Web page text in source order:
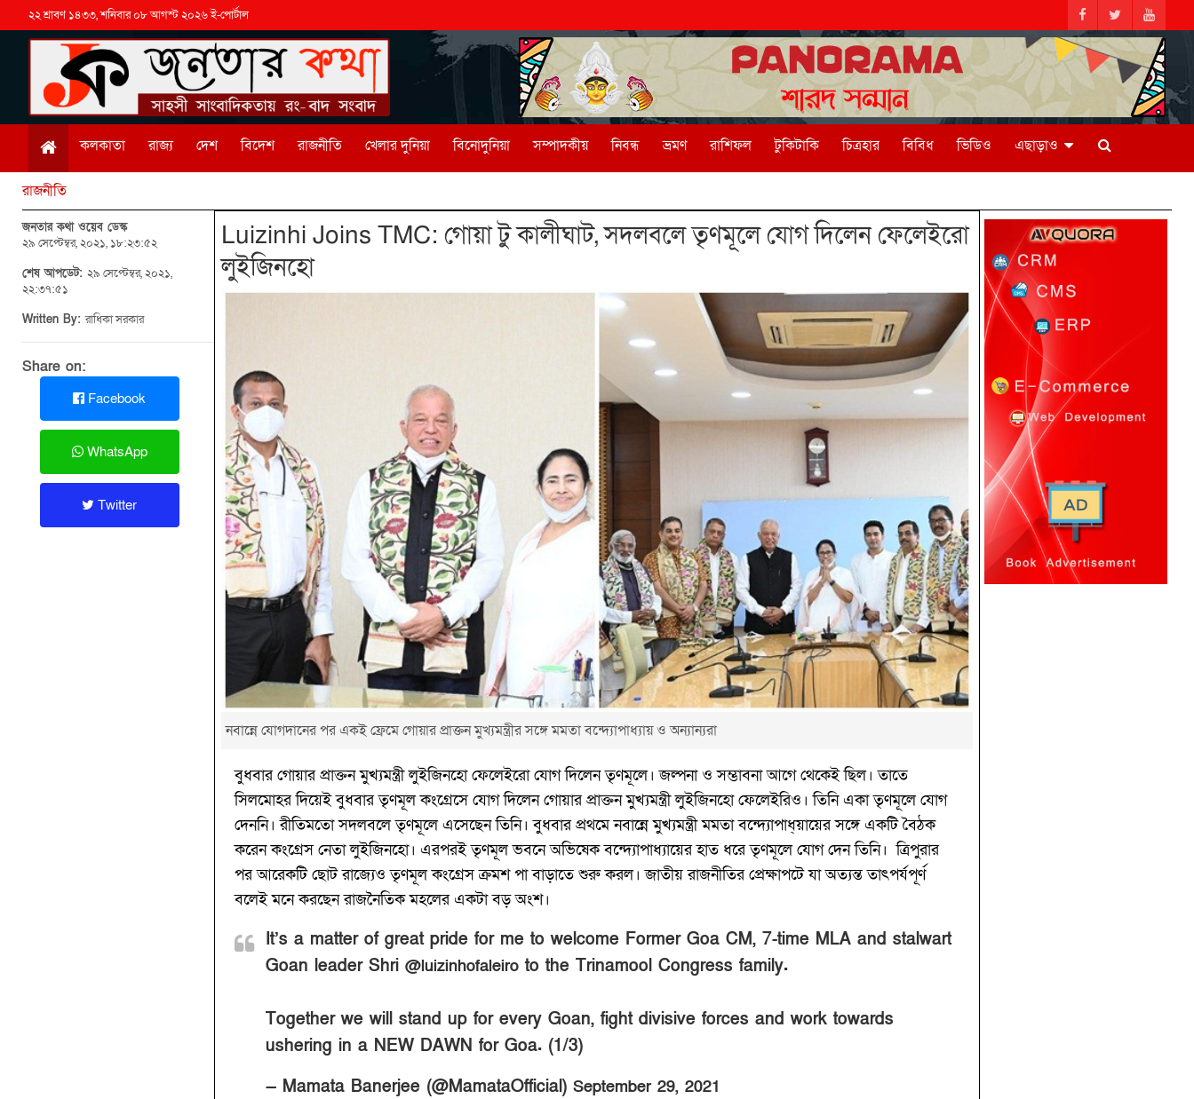
২২ শ্রাবণ ১৪৩৩, শনিবার ০৮ আগস্ট ২০২৬ ই-পোর্টাল
কলকাতা রাজ্য দেশ বিদেশ রাজনীতি খেলার দুনিয়া বিনোদুনিয়া সম্পাদকীয় নিবন্ধ ভ্রমণ রাশিফল টুকিটাকি চিত্রহার বিবিধ ভিডিও এছাড়াও
রাজনীতি
জনতার কথা ওয়েব ডেস্ক
২৯ সেপ্টেম্বর, ২০২১, ১৮:২৩:৫২
শেষ আপডেট: ২৯ সেপ্টেম্বর, ২০২১,
২২:৩৭:৫১
Written By:রাধিকা সরকার
Share on:
Facebook
WhatsApp
Twitter
Luizinhi Joins TMC: গোয়া টু কালীঘাট, সদলবলে তৃণমূলে যোগ দিলেন ফেলেইরো
লুইজিনহো
নবান্নে যোগদানের পর একই ফ্রেমে গোয়ার প্রাক্তন মুখ্যমন্ত্রীর সঙ্গে মমতা বন্দ্যোপাধ্যায় ও অন্যান্যরা
বুধবার গোয়ার প্রাক্তন মুখ্যমন্ত্রী লুইজিনহো ফেলেইরো যোগ দিলেন তৃণমূলে। জল্পনা ও সম্ভাবনা আগে থেকেই ছিল। তাতে
সিলমোহর দিয়েই বুধবার তৃণমূল কংগ্রেসে যোগ দিলেন গোয়ার প্রাক্তন মুখ্যমন্ত্রী লুইজিনহো ফেলেইরিও। তিনি একা তৃণমূলে যোগ
দেননি। রীতিমতো সদলবলে তৃণমূলে এসেছেন তিনি। বুধবার প্রথমে নবান্নে মুখ্যমন্ত্রী মমতা বন্দ্যোপাধ্য়ায়ের সঙ্গে একটি বৈঠক
করেন কংগ্রেস নেতা লুইজিনহো। এরপরই তৃণমূল ভবনে অভিষেক বন্দ্যোপাধ্যায়ের হাত ধরে তৃণমূলে যোগ দেন তিনি। ত্রিপুরার
পর আরেকটি ছোট রাজ্যেও তৃণমূল কংগ্রেস ক্রমশ পা বাড়াতে শুরু করল। জাতীয় রাজনীতির প্রেক্ষাপটে যা অত্যন্ত তাৎপর্যপূর্ণ
বলেই মনে করছেন রাজনৈতিক মহলের একটা বড় অংশ।
It’s a matter of great pride for me to welcome Former Goa CM, 7-time MLA and stalwart
Goan leader Shri @luizinhofaleiroto the Trinamool Congress family.
Together we will stand up for every Goan, fight divisive forces and work towards
ushering in a NEW DAWN for Goa. (1/3)
— Mamata Banerjee (@MamataOfficial) September 29, 2021